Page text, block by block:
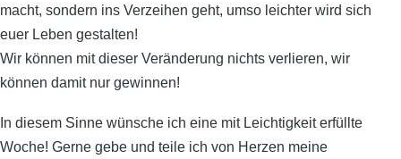
macht, sondern ins Verzeihen geht, umso leichter wird sich
euer Leben gestalten!
Wir können mit dieser Veränderung nichts verlieren, wir
können damit nur gewinnen!
In diesem Sinne wünsche ich eine mit Leichtigkeit erfüllte
Woche! Gerne gebe und teile ich von Herzen meine